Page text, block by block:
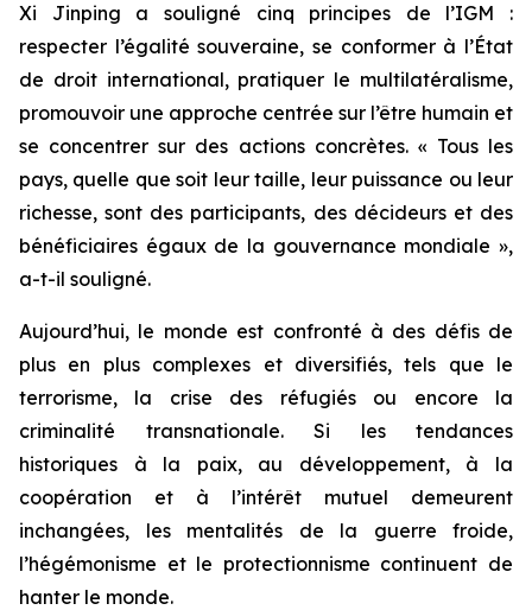
Xi Jinping a souligné cinq principes de l’IGM :
respecter l’égalité souveraine, se conformer à l’État
de droit international, pratiquer le multilatéralisme,
promouvoir une approche centrée sur l’être humain et
se concentrer sur des actions concrètes. « Tous les
pays, quelle que soit leur taille, leur puissance ou leur
richesse, sont des participants, des décideurs et des
bénéficiaires égaux de la gouvernance mondiale »,
a-t-il souligné.
Aujourd’hui, le monde est confronté à des défis de
plus en plus complexes et diversifiés, tels que le
terrorisme, la crise des réfugiés ou encore la
criminalité transnationale. Si les tendances
historiques à la paix, au développement, à la
coopération et à l’intérêt mutuel demeurent
inchangées, les mentalités de la guerre froide,
l’hégémonisme et le protectionnisme continuent de
hanter le monde.